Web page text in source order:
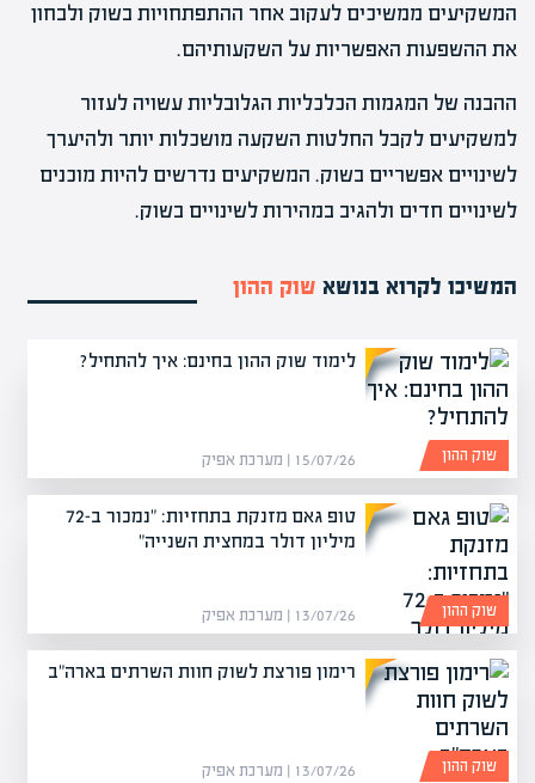
המשקיעים ממשיכים לעקוב אחר ההתפתחויות בשוק ולבחון
את ההשפעות האפשריות על השקעותיהם.
ההבנה של המגמות הכלכליות הגלובליות עשויה לעזור
למשקיעים לקבל החלטות השקעה מושכלות יותר ולהיערך
לשינויים אפשריים בשוק. המשקיעים נדרשים להיות מוכנים
לשינויים חדים ולהגיב במהירות לשינויים בשוק.
המשיכו לקרוא בנושא שוק ההון
לימוד שוק ההון בחינם: איך להתחיל?
15/07/26 | מערכת אפיק שוק ההון
טופ גאם מזנקת בתחזיות: "נמכור ב-72
מיליון דולר במחצית השנייה"
13/07/26 | מערכת אפיק שוק ההון
רימון פורצת לשוק חוות השרתים בארה"ב
13/07/26 | מערכת אפיק שוק ההון